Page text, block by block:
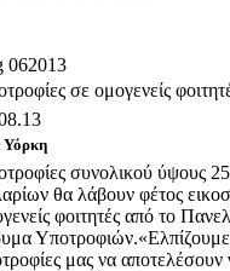
062013
σε ομογενείς
Υόρκη
συνολικού ύψους
θα λάβουν φέτος
φοιτητές από το
Υποτροφιών.«Ελπίζουμε
μας να αποτελέσουν